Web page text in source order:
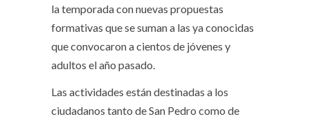
la temporada con nuevas propuestas
formativas que se suman a las ya conocidas
que convocaron a cientos de jóvenes y
adultos el año pasado.
Las actividades están destinadas a los
ciudadanos tanto de San Pedro como de